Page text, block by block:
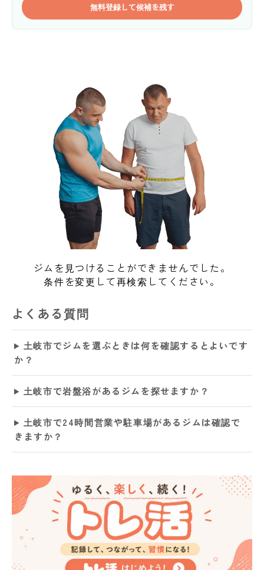
無料登録して候補を残す
ジムを見つけることができませんでした。
条件を変更して再検索してください。
よくある質問
土岐市でジムを選ぶときは何を確認するとよいです
か？
土岐市で岩盤浴があるジムを探せますか？
土岐市で24時間営業や駐車場があるジムは確認で
きますか？